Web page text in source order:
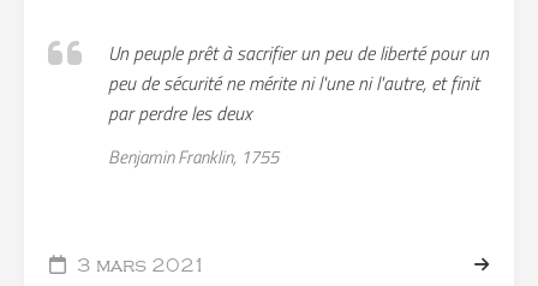
Un peuple prêt à sacrifier un peu de liberté pour un
peu de sécurité ne mérite ni l'une ni l'autre, et finit
par perdre les deux
Benjamin Franklin, 1755
3 mars 2021